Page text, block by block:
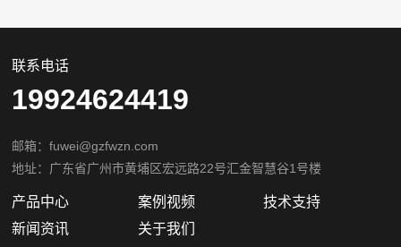
联系电话
19924624419
邮箱：fuwei@gzfwzn.com
地址：广东省广州市黄埔区宏远路22号汇金智慧谷1号楼
产品中心 案例视频
技术支持
新闻资讯
关于我们